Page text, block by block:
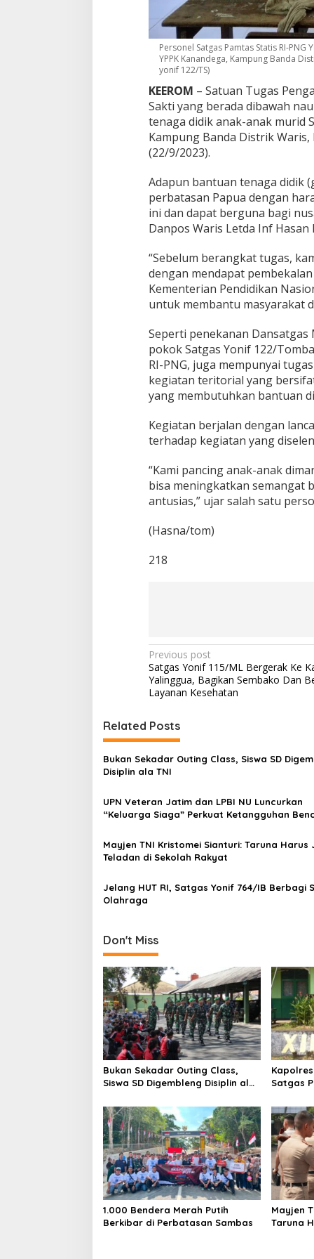
d
a
l
a
m
n
P
a
p
u
a
Personel Satgas Pamtas Statis RI-
YPPK Kanandega, Kampung Banda
yonif 122/TS)
KEEROM – Satuan Tugas
Sakti yang berada dibawah
tenaga didik anak-anak murid
Kampung Banda Distrik
(22/9/2023).
Adapun bantuan tenaga didik
perbatasan Papua dengan
ini dan dapat berguna bagi
Danpos Waris Letda Inf Hasan
“Sebelum berangkat tugas,
dengan mendapat
Kementerian Pendidikan
untuk membantu masyarakat
Seperti penekanan Dansatgas
pokok Satgas Yonif 122/
RI-PNG, juga mempunyai
kegiatan teritorial yang
yang membutuhkan bantuan
Kegiatan berjalan dengan
terhadap kegiatan yang
“Kami pancing anak-anak
bisa meningkatkan semangat
antusias,” ujar salah satu
(Hasna/tom)
218
P
o
s
t
n
a
v
i
g
t
o
Previous post
Satgas Yonif 115/ML Bergerak Ke
Yalinggua, Bagikan Sembako Dan
Layanan Kesehatan
Related Posts
Bukan Sekadar Outing Class, Siswa SD
Disiplin ala TNI
UPN Veteran Jatim dan LPBI NU Luncurkan
“Keluarga Siaga” Perkuat Ketangguhan
Mayjen TNI Kristomei Sianturi: Taruna Harus
Teladan di Sekolah Rakyat
Jelang HUT RI, Satgas Yonif 764/IB Berbagi
Olahraga
Don't Miss
Bukan Sekadar Outing Class,
Siswa SD Digembleng Disiplin ala
Satgas
Polri di
1.000 Bendera Merah Putih
Berkibar di Perbatasan Sambas
Mayjen
Taruna